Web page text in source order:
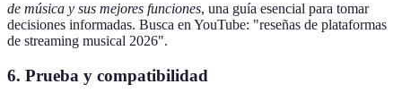
de música y sus mejores funciones, una guía esencial para tomar
decisiones informadas. Busca en YouTube: "reseñas de plataformas
de streaming musical 2026".
6. Prueba y compatibilidad